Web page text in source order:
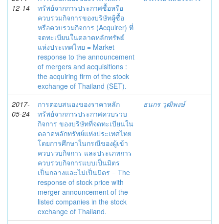
12-14
ทรัพย์จากการประกาศซื้อหรือ
ควบรวมกิจการของบริษัทผู้ซื้อ
หรือควบรวมกิจการ (Acquirer) ที่
จดทะเบียนในตลาดหลักทรัพย์
แห่งประเทศไทย = Market
response to the announcement
of mergers and acquisitions :
the acquiring firm of the stock
exchange of Thailand (SET).
2017-
05-24
การตอบสนองของราคาหลัก
ทรัพย์จากการประกาศควบรวบ
กิจการ ของบริษัทที่จดทะเบียนใน
ตลาดหลักทรัพย์แห่งประเทศไทย
โดยการศึกษาในกรณีของผู้เข้า
ควบรวบกิจการ และประเภทการ
ควบรวบกิจการแบบเป็นมิตร
เป็นกลางและไม่เป็นมิตร = The
response of stock price with
merger announcement of the
listed companies in the stock
exchange of Thailand.
ธนกร วุฒิพงษ์